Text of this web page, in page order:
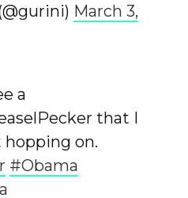
March 3,
a
that I
hopping on.
#Obama